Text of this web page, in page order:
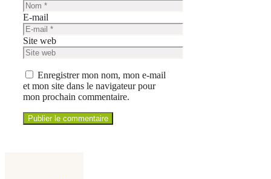
E-mail
Site web
Enregistrer mon nom, mon e-mail
et mon site dans le navigateur pour
mon prochain commentaire.